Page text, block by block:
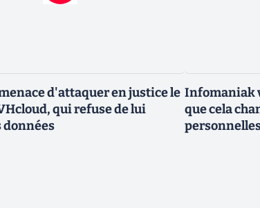
d'attaquer en justice le
qui refuse de lui
Infomaniak
que cela